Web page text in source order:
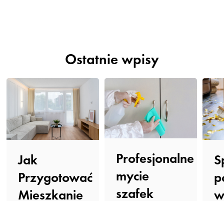
Ostatnie wpisy
Jak
Przygotować
Mieszkanie
Profesjonalne
mycie
szafek
w